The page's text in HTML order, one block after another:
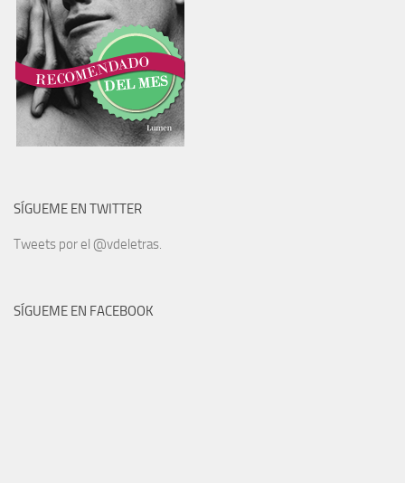
SÍGUEME EN TWITTER
Tweets por el @vdeletras.
SÍGUEME EN FACEBOOK